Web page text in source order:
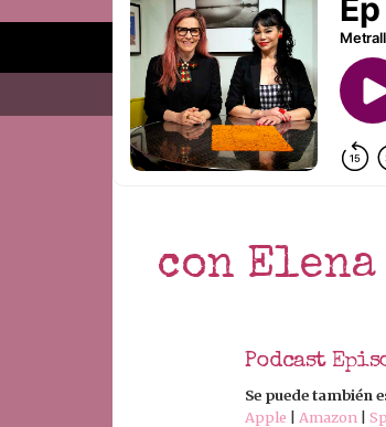
con
Podcast
Se puede también
Apple
Amazon